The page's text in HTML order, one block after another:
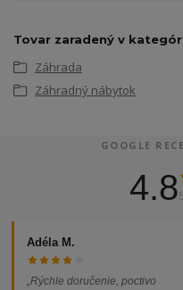
Tovar zaradený v
Záhrada
Záhradný nábytok
GOOGLE
4.8
Adéla M.
„Rýchle doručenie, poctivo